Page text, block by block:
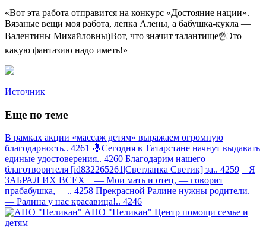
«Вот эта работа отправится на конкурс «Достояние нации».
Вязаные вещи моя работа, лепка Алены, а бабушка-кукла —
Валентины Михайловны)Вот, что значит талантище☝️Это
какую фантазию надо иметь!»
Источник
Еще по теме
В рамках акции «массаж детям» выражаем огромную
благодарность.. 4261 🤱Сегодня в Татарстане начнут выдавать
единые удостоверения.. 4260 Благодарим нашего
благотворителя [id832265261|Светланка Светик] за.. 4259
Я
ЗАБРАЛ ИХ ВСЕХ — Мои мать и отец, — говорит
прабабушка, —.. 4258 Прекрасной Ралине нужны родители.
— Ралина у нас красавица!.. 4246
АНО "Пеликан" Центр помощи семье и
детям